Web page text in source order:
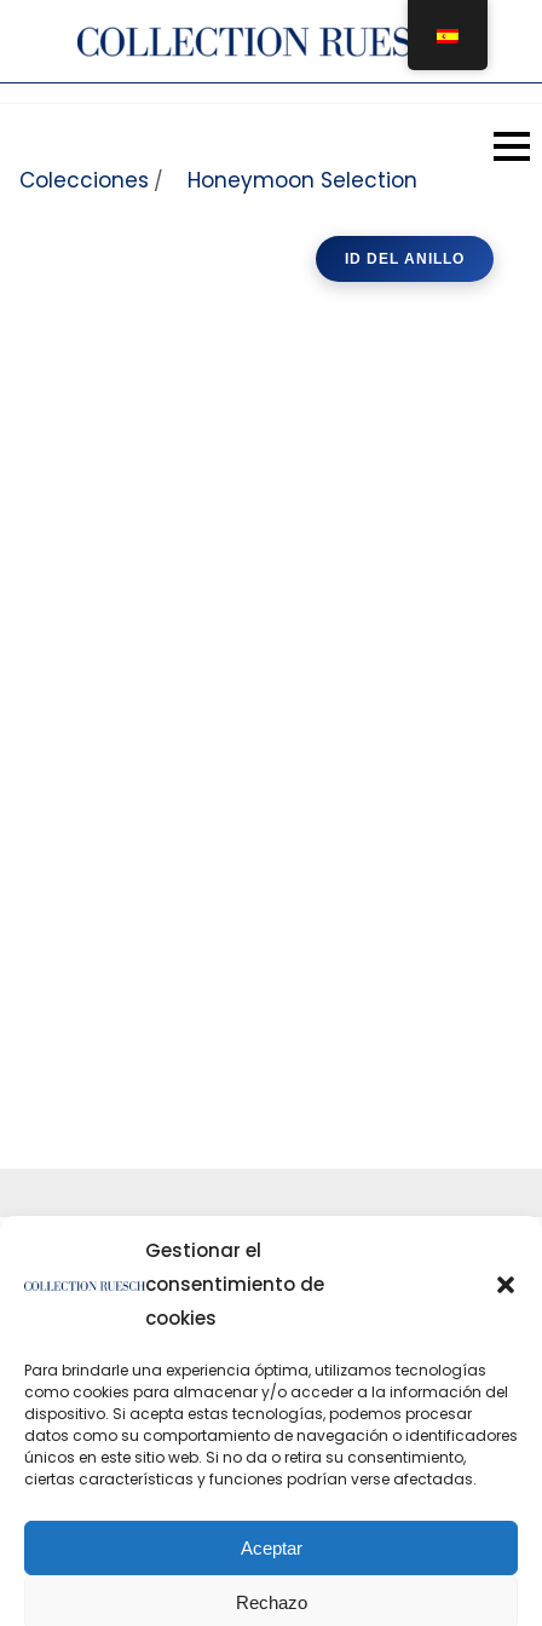
Gestionar el
consentimiento de
cookies
Para brindarle una experiencia óptima, utilizamos tecnologías
como cookies para almacenar y/o acceder a la información del
dispositivo. Si acepta estas tecnologías, podemos procesar
datos como su comportamiento de navegación o identificadores
únicos en este sitio web. Si no da o retira su consentimiento,
ciertas características y funciones podrían verse afectadas.
Aceptar
Rechazo
Colecciones / Honeymoon Selection
ID DEL ANILLO
</artículo
Información legal